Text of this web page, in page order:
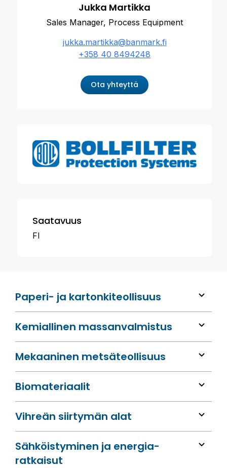
Paperi- ja kartonkiteollisuus
Kemiallinen massan­valmistus
Mekaaninen metsä­teollisuus
Bio­materiaalit
Vihreän siirtymän alat
Sähköis­tyminen ja energia­
ratkaisut
Jukka Martikka
Sales Manager, Process Equipment
jukka.martikka@banmark.fi
+358 40 8494248
Ota yhteyttä
Saatavuus
FI